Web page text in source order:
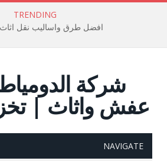
TRENDING
افضل طرق واساليب نقل اثاث
شركة
عفش واثاث |
NAVIGATE